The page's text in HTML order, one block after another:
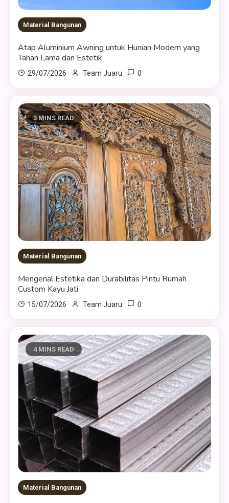
Material Bangunan
Atap Aluminium Awning untuk Hunian Modern yang
Tahan Lama dan Estetik
29/07/2026 Team Juaru 0
3 MINS READ
Material Bangunan
Mengenal Estetika dan Durabilitas Pintu Rumah
Custom Kayu Jati
15/07/2026 Team Juaru 0
4 MINS READ
Material Bangunan